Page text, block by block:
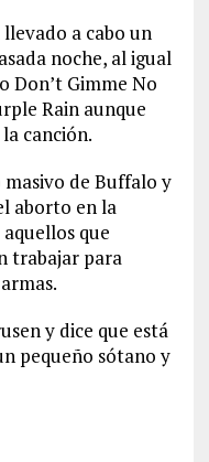
a cabo un
noche, al igual
Don’t Gimme No
Rain aunque
canción.
de Buffalo y
aborto en la
que
trabajar para
y dice que está
pequeño sótano y